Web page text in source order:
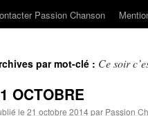
Passion Chanson
par mot-clé : Ce soir
OCTOBRE
le 21 octobre 2014par Passion